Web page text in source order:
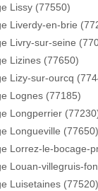
Lissy (77550)
Liverdy-en-brie
Livry-sur-seine
Lizines (77650)
Lizy-sur-ourcq
Lognes (77185)
Longperrier
Longueville (77650)
Lorrez-le-bocage-
Louan-villegruis-
Luisetaines (77520)